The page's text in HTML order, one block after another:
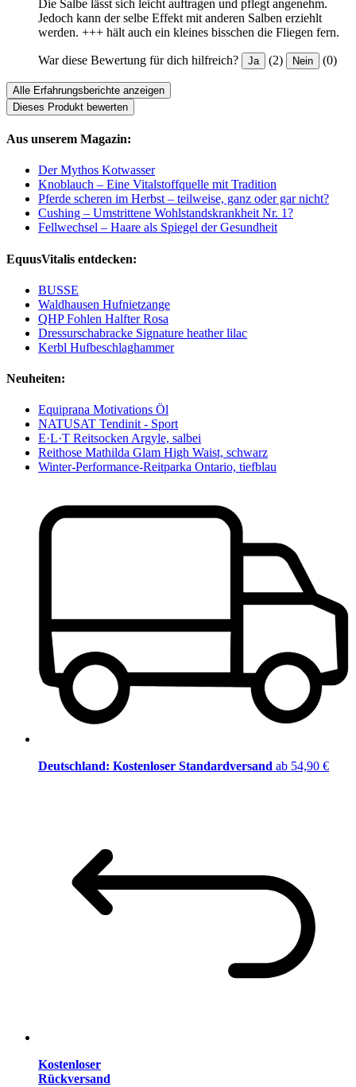
Die Salbe lässt sich leicht auftragen und pflegt angenehm.
Jedoch kann der selbe Effekt mit anderen Salben erziehlt
werden. +++ hält auch ein kleines bisschen die Fliegen fern.
War diese Bewertung für dich hilfreich? Ja (2) Nein (0)
Alle Erfahrungsberichte anzeigen
Dieses Produkt bewerten
Aus unserem Magazin:
Der Mythos Kotwasser
Knoblauch – Eine Vitalstoffquelle mit Tradition
Pferde scheren im Herbst – teilweise, ganz oder gar nicht?
Cushing – Umstrittene Wohlstandskrankheit Nr. 1?
Fellwechsel – Haare als Spiegel der Gesundheit
EquusVitalis entdecken:
BUSSE
Waldhausen Hufnietzange
QHP Fohlen Halfter Rosa
Dressurschabracke Signature heather lilac
Kerbl Hufbeschlaghammer
Neuheiten:
Equiprana Motivations Öl
NATUSAT Tendinit - Sport
E·L·T Reitsocken Argyle, salbei
Reithose Mathilda Glam High Waist, schwarz
Winter-Performance-Reitparka Ontario, tiefblau
Deutschland: Kostenloser Standardversand ab 54,90 €
Kostenloser
Rückversand